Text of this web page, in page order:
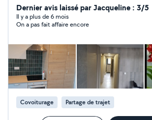
Dernier avis laissé par Jacqueline : 3/5
Il y a plus de 6 mois
On a pas fait affaire encore
Covoiturage Partage de trajet